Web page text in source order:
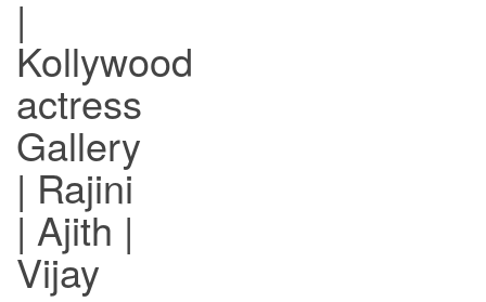
|
Kollywood
actress
Gallery
| Rajini
| Ajith |
Vijay